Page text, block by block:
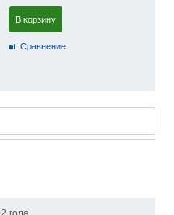
В корзину
Cравнение